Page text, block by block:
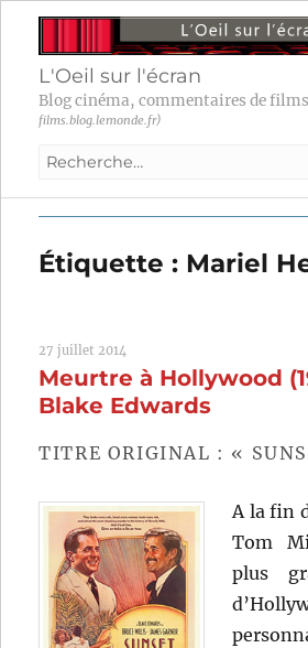
L'Oeil sur l'écran
Blog cinéma, commentaires de
films.blog.lemonde.fr)
Recherche
:
Étiquette : Mariel
27 juillet 2014
Meurtre à Hollywood
Blake Edwards
TITRE ORIGINAL : «
A la fin
Tom
plus